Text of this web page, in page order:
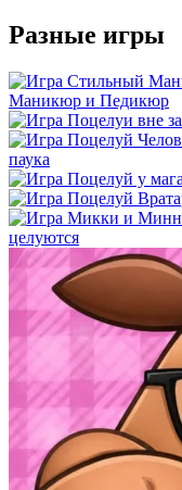
Разные игры
Маникюр и Педикюр
паука
целуются